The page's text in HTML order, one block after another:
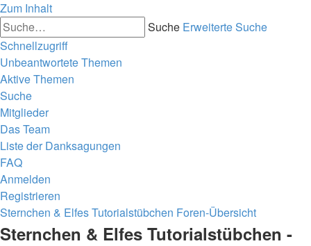
Zum Inhalt
Suche Erweiterte Suche
Schnellzugriff
Unbeantwortete Themen
Aktive Themen
Suche
Mitglieder
Das Team
Liste der Danksagungen
FAQ
Anmelden
Registrieren
Sternchen & Elfes Tutorialstübchen Foren-Übersicht
Sternchen & Elfes Tutorialstübchen -